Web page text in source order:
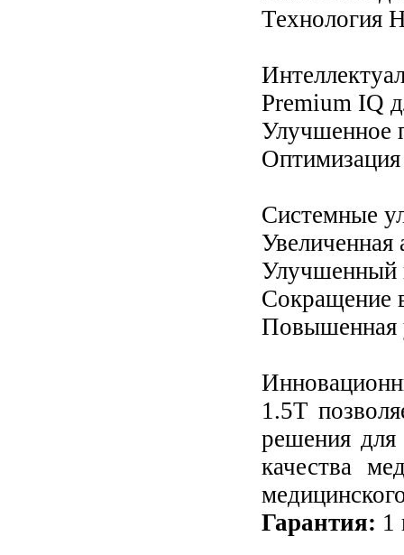
Технология
Premium IQ
Улучшенное
Оптимизация
Системные
Увеличенная
Улучшенный
Сокращение
Повышенная
1.5T
решения для
качества
Гарантия: 1